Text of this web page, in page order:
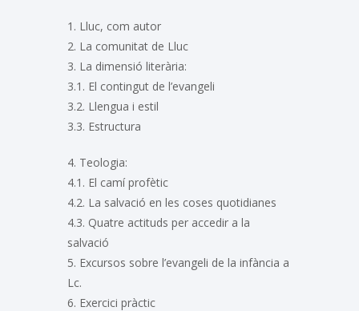
1. Lluc, com autor
2. La comunitat de Lluc
3. La dimensió literària:
3.1. El contingut de l’evangeli
3.2. Llengua i estil
3.3. Estructura
4. Teologia:
4.1. El camí profètic
4.2. La salvació en les coses quotidianes
4.3. Quatre actituds per accedir a la
salvació
5. Excursos sobre l’evangeli de la infància a
Lc.
6. Exercici pràctic